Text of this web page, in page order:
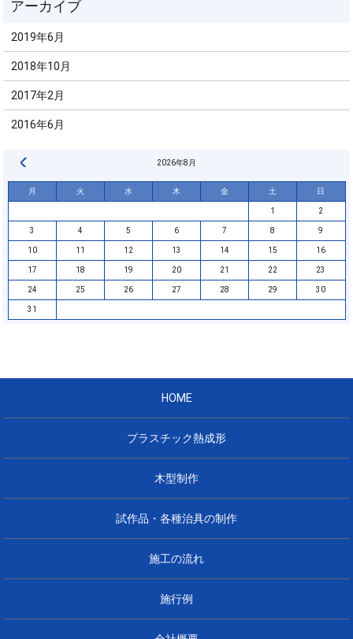
2019年6月
2018年10月
2017年2月
2016年6月
2026年8月
月 火 水 木 金 土 日
1 2
3 4 5 6 7 8 9
10 11 12 13 14 15 16
17 18 19 20 21 22 23
24 25 26 27 28 29 30
31
HOME
プラスチック熱成形
木型制作
試作品・各種治具の制作
施工の流れ
施行例